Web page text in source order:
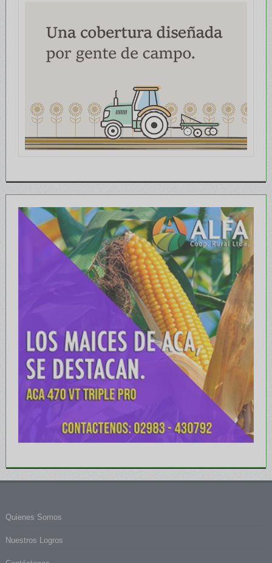
Quienes Somos
Nuestros Logros